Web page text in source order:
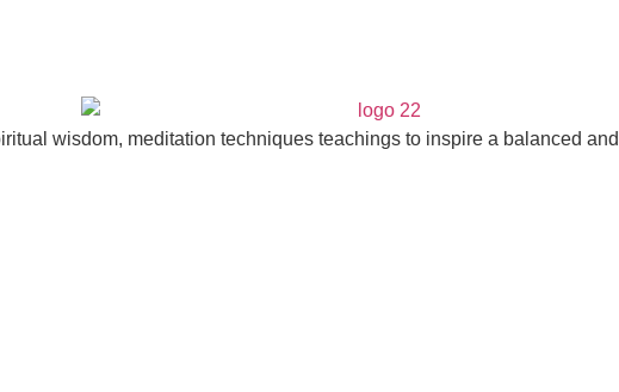
wisdom, meditation techniques teachings to inspire a balanced